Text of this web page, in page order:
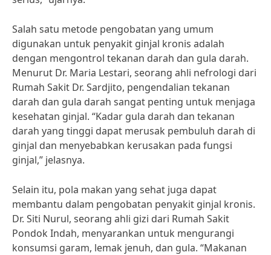
Salah satu metode pengobatan yang umum
digunakan untuk penyakit ginjal kronis adalah
dengan mengontrol tekanan darah dan gula darah.
Menurut Dr. Maria Lestari, seorang ahli nefrologi dari
Rumah Sakit Dr. Sardjito, pengendalian tekanan
darah dan gula darah sangat penting untuk menjaga
kesehatan ginjal. “Kadar gula darah dan tekanan
darah yang tinggi dapat merusak pembuluh darah di
ginjal dan menyebabkan kerusakan pada fungsi
ginjal,” jelasnya.
Selain itu, pola makan yang sehat juga dapat
membantu dalam pengobatan penyakit ginjal kronis.
Dr. Siti Nurul, seorang ahli gizi dari Rumah Sakit
Pondok Indah, menyarankan untuk mengurangi
konsumsi garam, lemak jenuh, dan gula. “Makanan